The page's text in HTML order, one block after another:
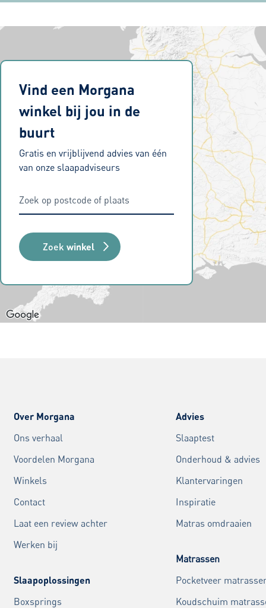
geboden service nadien.
Vind een Morgana
winkel bij jou in de
buurt
Gratis en vrijblijvend advies van één
van onze slaapadviseurs
Zoek winkel
Over Morgana
Ons verhaal
Voordelen Morgana
Winkels
Contact
Laat een review achter
Werken bij
Slaapoplossingen
Boxsprings
Advies
Slaaptest
Onderhoud & advies
Klantervaringen
Inspiratie
Matras omdraaien
Matrassen
Pocketveer
Koudschuim